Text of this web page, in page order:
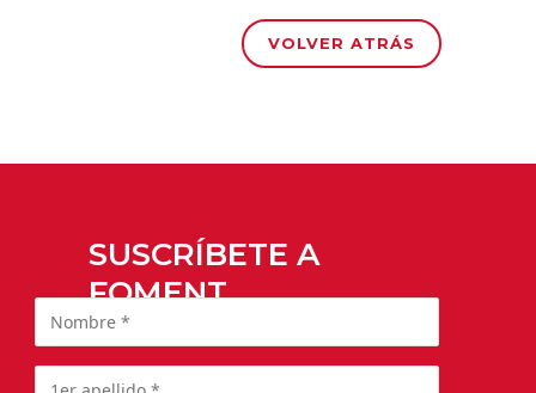
VOLVER ATRÁS
SUSCRÍBETE A
FOMENT